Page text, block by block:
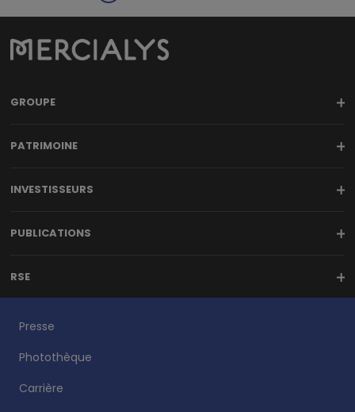
GROUPE
PATRIMOINE
INVESTISSEURS
PUBLICATIONS
RSE
Presse
Photothèque
Carrière